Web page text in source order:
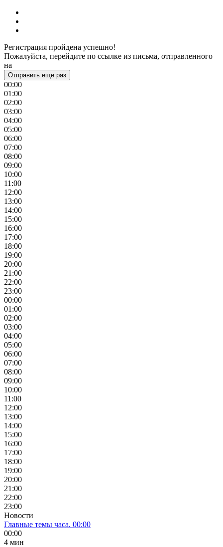
Регистрация пройдена успешно!
Пожалуйста, перейдите по ссылке из письма, отправленного
на
Отправить еще раз
00:00
01:00
02:00
03:00
04:00
05:00
06:00
07:00
08:00
09:00
10:00
11:00
12:00
13:00
14:00
15:00
16:00
17:00
18:00
19:00
20:00
21:00
22:00
23:00
00:00
01:00
02:00
03:00
04:00
05:00
06:00
07:00
08:00
09:00
10:00
11:00
12:00
13:00
14:00
15:00
16:00
17:00
18:00
19:00
20:00
21:00
22:00
23:00
Новости
Главные темы часа. 00:00
00:00
4 мин